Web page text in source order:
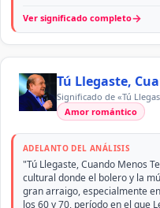
Ver significado completo→
Tú Llegaste,
Significado de «Tú
Amor romántico
ADELANTO DEL ANÁLISIS
"Tú Llegaste, Cuando Menos
cultural donde el bolero y la
gran arraigo, especialmente
los 60 y 70, período en el que